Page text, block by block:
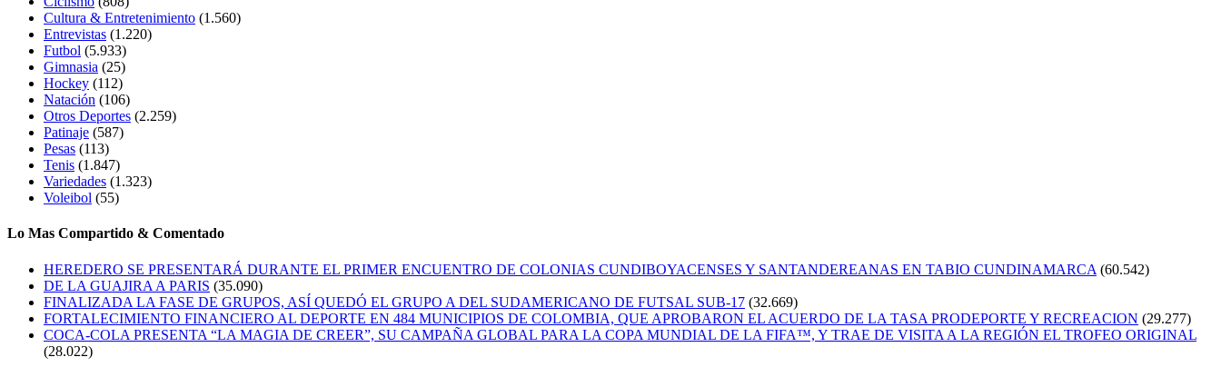
Cultura & Entretenimiento (1.560)
Entrevistas (1.220)
Futbol (5.933)
Gimnasia (25)
Hockey (112)
Natación (106)
Otros Deportes (2.259)
Patinaje (587)
Pesas (113)
Tenis (1.847)
Variedades (1.323)
Voleibol (55)
Lo Mas Compartido & Comentado
HEREDERO SE PRESENTARÁ DURANTE EL PRIMER ENCUENTRO DE COLONIAS CUNDIBOYACENSES Y SANTANDEREANAS EN TABIO CUNDINAMARCA (60.542)
DE LA GUAJIRA A PARIS (35.090)
FINALIZADA LA FASE DE GRUPOS, ASÍ QUEDÓ EL GRUPO A DEL SUDAMERICANO DE FUTSAL SUB-17 (32.669)
FORTALECIMIENTO FINANCIERO AL DEPORTE EN 484 MUNICIPIOS DE COLOMBIA, QUE APROBARON EL ACUERDO DE LA TASA PRODEPORTE Y RECREACION (29.277)
COCA-COLA PRESENTA “LA MAGIA DE CREER”, SU CAMPAÑA GLOBAL PARA LA COPA MUNDIAL DE LA FIFA™, Y TRAE DE VISITA A LA REGIÓN EL TROFEO ORIGINAL
(28.022)